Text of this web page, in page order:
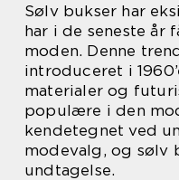
Sølv bukser har
har i de seneste år
moden. Denne
introduceret i
materialer og
populære i den
kendetegnet ved
modevalg, og sølv
undtagelse.